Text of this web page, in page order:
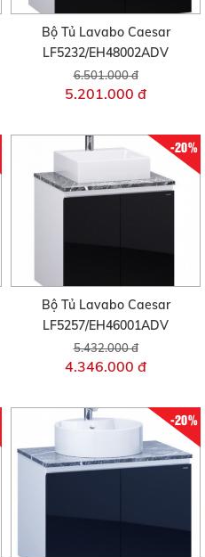
Bộ Tủ Lavabo Caesar
LF5232/EH48002ADV
6.501.000 đ
5.201.000 đ
-20%
Bộ Tủ Lavabo Caesar
LF5257/EH46001ADV
5.432.000 đ
4.346.000 đ
-20%